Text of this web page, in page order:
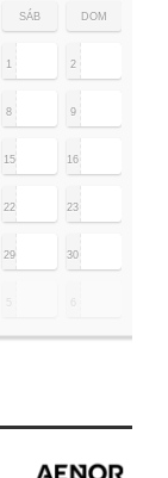
SÁB DOM
1 2
8 9
15 16
22 23
29 30
5